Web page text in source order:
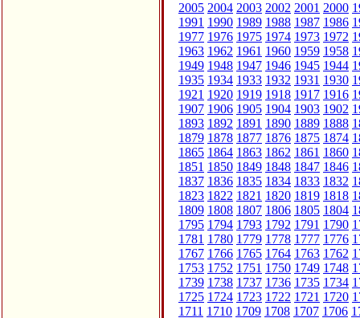
2005 2004 2003 2002 2001 2000
1991 1990 1989 1988 1987 1986
1977 1976 1975 1974 1973 1972
1963 1962 1961 1960 1959 1958
1949 1948 1947 1946 1945 1944
1935 1934 1933 1932 1931 1930
1921 1920 1919 1918 1917 1916
1907 1906 1905 1904 1903 1902
1893 1892 1891 1890 1889 1888
1879 1878 1877 1876 1875 1874
1865 1864 1863 1862 1861 1860
1851 1850 1849 1848 1847 1846
1837 1836 1835 1834 1833 1832
1823 1822 1821 1820 1819 1818
1809 1808 1807 1806 1805 1804
1795 1794 1793 1792 1791 1790
1781 1780 1779 1778 1777 1776
1767 1766 1765 1764 1763 1762
1753 1752 1751 1750 1749 1748
1739 1738 1737 1736 1735 1734
1725 1724 1723 1722 1721 1720
1711 1710 1709 1708 1707 1706